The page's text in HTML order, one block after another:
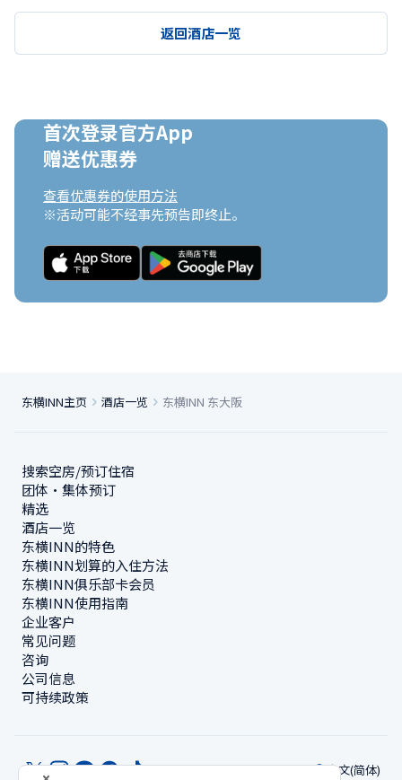
返回酒店一览
首次登录官方App
赠送优惠券
查看优惠券的使用方法
※活动可能不经事先预告即终止。
东横INN主页 酒店一览 东横INN 东大阪
搜索空房/预订住宿
团体・集体预订
精选
酒店一览
东横INN的特色
东横INN划算的入住方法
东横INN俱乐部卡会员
东横INN使用指南
企业客户
常见问题
咨询
公司信息
可持续政策
中文(简体)